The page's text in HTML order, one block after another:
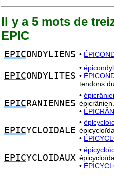
Il y a 5 mots de
EPIC
EPICONDYLIENS •
EPICONDYLITES
•
•
tendons
EPIC RANIENNES
•
épicrânien.
•
EPICYCLOIDALE
•
•
EPICYCLOIDAUX
•
•